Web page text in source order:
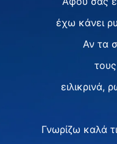
έχω κάνει
Αν τα
ειλικρινά,
Γνωρίζω καλά